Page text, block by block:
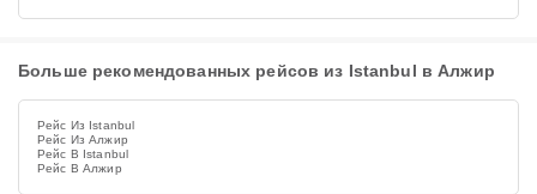
Больше рекомендованных рейсов из Istanbul в Алжир
Рейс Из Istanbul
Рейс Из Алжир
Рейс В Istanbul
Рейс В Алжир